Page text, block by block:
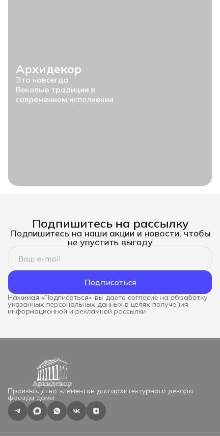
Архидекор
Это навсегда
Вековые традиции в
современном исполнении
Подпишитесь на рассылку
Подпишитесь на наши акции и новости, чтобы
не упустить выгоду
Подписаться
Нажимая «Подписаться», вы даете согласие на обработку
указанных персональных данных в целях получения
информационной и рекламной рассылки
Производство элементов для архитектурного декора
фасада дома